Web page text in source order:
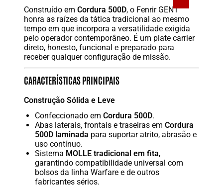
Construído em Cordura 500D, o Fenrir GEN1
honra as raízes da tática tradicional ao mesmo
tempo em que incorpora a versatilidade exigida
pelo operador contemporâneo. É um plate carrier
direto, honesto, funcional e preparado para
receber qualquer configuração de missão.
CARACTERÍSTICAS PRINCIPAIS
Construção Sólida e Leve
Confeccionado emCordura 500D.
Abas laterais, frontais e traseiras emCordura
500D laminada para suportar atrito, abrasão e
uso contínuo.
Sistema MOLLE tradicional em fita,
garantindo compatibilidade universal com
bolsos da linha Warfare e de outros
fabricantes sérios.